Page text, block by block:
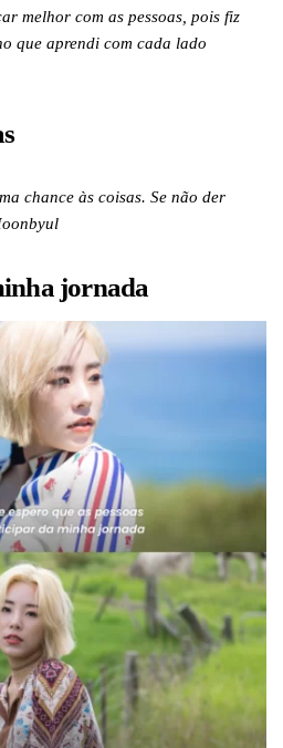
melhor com as pessoas, pois fiz
que aprendi com cada lado
chance às coisas. Se não der
jornada